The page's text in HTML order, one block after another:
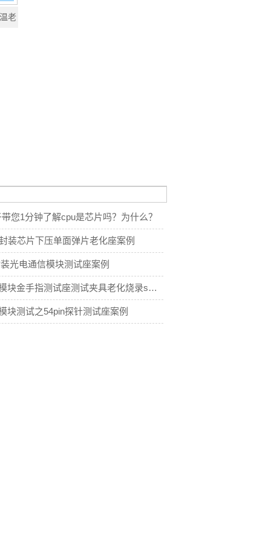
老
您1分钟了解cpu是芯片吗？为什么？
装芯片下压单面弹片老化座案例
光电通信模块测试座案例
pcb核心模块金手指测试座测试夹具老化烧录socket探针功能测试
块测试之54pin探针测试座案例